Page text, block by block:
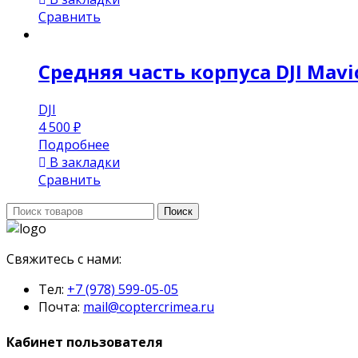
Сравнить
Средняя часть корпуса DJI
DJI
4 500 ₽
Подробнее
В закладки
Сравнить
Поиск:
Поиск
Свяжитесь с нами:
Тел: +7 (978) 599-05-05
Почта: mail@coptercrimea.ru
Кабинет пользователя